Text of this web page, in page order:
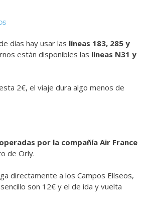
días hay usar las líneas 183, 285 y
están disponibles las líneas N31 y
2€, el viaje dura algo menos de
por la compañía Air France
de Orly.
directamente a los Campos Elíseos,
son 12€ y el de ida y vuelta